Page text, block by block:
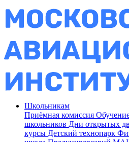
Школьникам
Приёмная комиссия
школьников Дни открытых
курсы Детский технопарк